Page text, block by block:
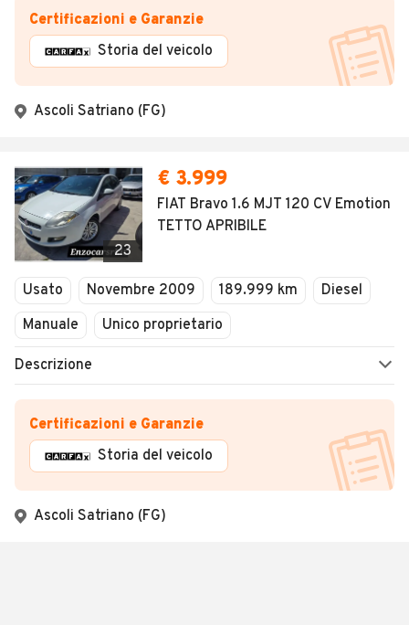
Certificazioni e Garanzie
Storia del veicolo
Ascoli Satriano (FG)
23
€ 3.999
FIAT Bravo 1.6 MJT 120 CV Emotion
TETTO APRIBILE
Usato Novembre 2009 189.999 km
Diesel
Manuale
Unico proprietario
Descrizione
Certificazioni e Garanzie
Storia del veicolo
Ascoli Satriano (FG)